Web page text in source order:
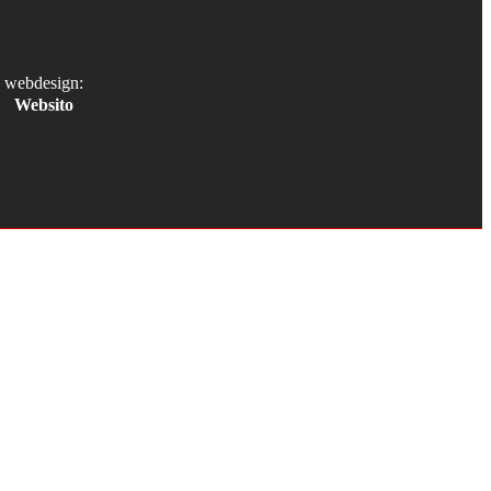
webdesign:
Websito